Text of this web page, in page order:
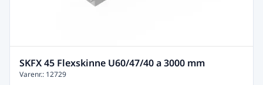
SKFX 45 Flexskinne U60/47/40 a 3000 mm
Varenr.: 12729